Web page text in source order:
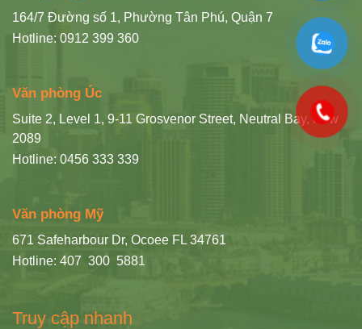
164/7 Đường số 1, Phường Tân Phú, Quận 7
Hotline: 0912 399 360
Văn phòng Úc
Suite 2, Level 1, 9-11 Grosvenor Street, Neutral Bay, Nsw
2089
Hotline: 0456 333 339
Văn phòng Mỹ
671 Safeharbour Dr, Ocoee FL 34761
Hotline: 407 300 5881
Truy cập nhanh